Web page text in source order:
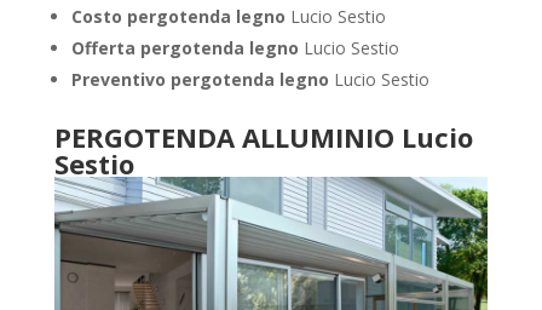
Costo pergotenda legno Lucio Sestio
Offerta pergotenda legno Lucio Sestio
Preventivo pergotenda legno Lucio Sestio
PERGOTENDA ALLUMINIO Lucio
Sestio